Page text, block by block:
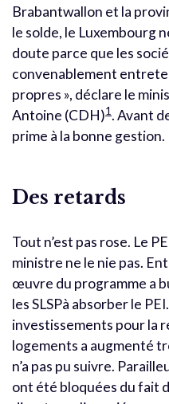
Brabantwallon et la
le solde, le Luxembourg
doute parce que les
convenablement
propres », déclare le
Antoine (CDH)1. Avant
prime à la bonne gestion.
Des retards
Tout n’est pas rose. Le
ministre ne le nie pas.
œuvre du programme a
les SLSPà absorber le
investissements pour la
logements a augmenté
n’a pas pu suivre.
ont été bloquées du fait